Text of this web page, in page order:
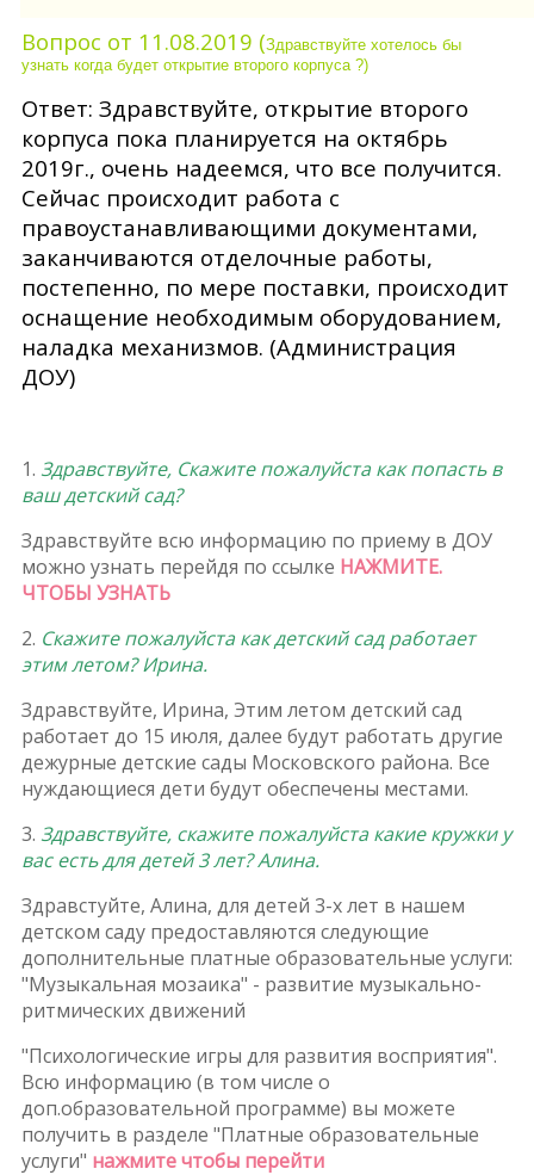
Вопрос от 11.08.2019 (Здравствуйте хотелось бы
узнать когда будет открытие второго корпуса ?)
Ответ: Здравствуйте, открытие второго
корпуса пока планируется на октябрь
2019г., очень надеемся, что все получится.
Сейчас происходит работа с
правоустанавливающими документами,
заканчиваются отделочные работы,
постепенно, по мере поставки, происходит
оснащение необходимым оборудованием,
наладка механизмов. (Администрация
ДОУ)
1. Здравствуйте, Скажите пожалуйста как попасть в
ваш детский сад?
Здравствуйте всю информацию по приему в ДОУ
можно узнать перейдя по ссылке НАЖМИТЕ.
ЧТОБЫ УЗНАТЬ
2. Скажите пожалуйста как детский сад работает
этим летом? Ирина.
Здравствуйте, Ирина, Этим летом детский сад
работает до 15 июля, далее будут работать другие
дежурные детские сады Московского района. Все
нуждающиеся дети будут обеспечены местами.
3. Здравствуйте, скажите пожалуйста какие кружки у
вас есть для детей 3 лет? Алина.
Здравстуйте, Алина, для детей 3-х лет в нашем
детском саду предоставляются следующие
дополнительные платные образовательные услуги:
"Музыкальная мозаика" - развитие музыкально-
ритмических движений
"Психологические игры для развития восприятия".
Всю информацию (в том числе о
доп.образовательной программе) вы можете
получить в разделе "Платные образовательные
услуги" нажмите чтобы перейти